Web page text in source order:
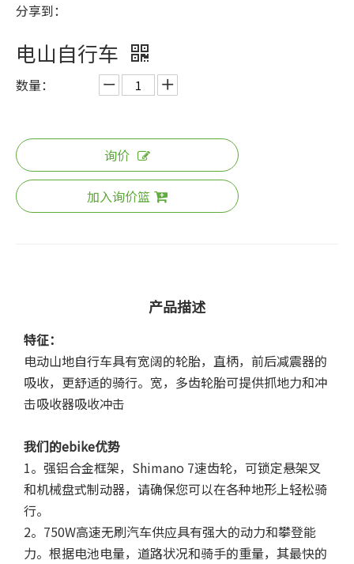
分享到：
电山自行车
数量：
询价
加入询价篮
产品描述
特征：
电动山地自行车具有宽阔的轮胎，直柄，前后减震器的
吸收，更舒适的骑行。宽，多齿轮胎可提供抓地力和冲
击吸收器吸收冲击
我们的ebike优势
1。强铝合金框架，Shimano 7速齿轮，可锁定悬架叉
和机械盘式制动器，请确保您可以在各种地形上轻松骑
行。
2。750W高速无刷汽车供应具有强大的动力和攀登能
力。根据电池电量，道路状况和骑手的重量，其最快的